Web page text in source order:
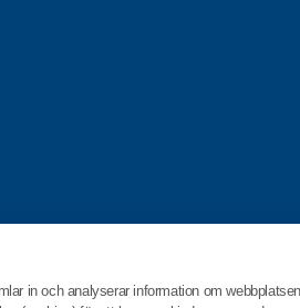
in och analyserar information om